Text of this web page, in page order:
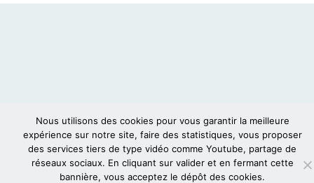
Nous utilisons des cookies pour vous garantir la meilleure
expérience sur notre site, faire des statistiques, vous proposer
des services tiers de type vidéo comme Youtube, partage de
réseaux sociaux. En cliquant sur valider et en fermant cette
bannière, vous acceptez le dépôt des cookies.